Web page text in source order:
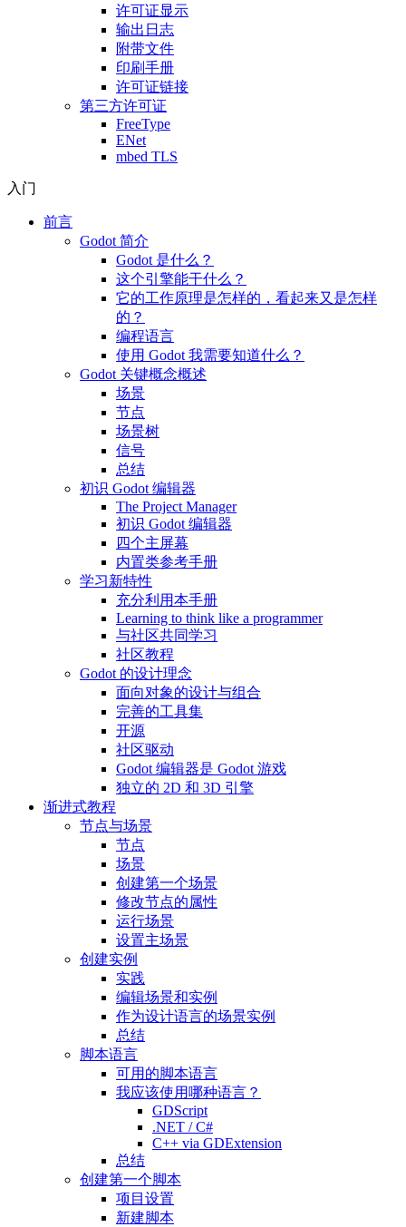
许可证显示
输出日志
附带文件
印刷手册
许可证链接
第三方许可证
FreeType
ENet
mbed TLS
入门
前言
Godot 简介
Godot 是什么？
这个引擎能干什么？
它的工作原理是怎样的，看起来又是怎样
的？
编程语言
使用 Godot 我需要知道什么？
Godot 关键概念概述
场景
节点
场景树
信号
总结
初识 Godot 编辑器
The Project Manager
初识 Godot 编辑器
四个主屏幕
内置类参考手册
学习新特性
充分利用本手册
Learning to think like a programmer
与社区共同学习
社区教程
Godot 的设计理念
面向对象的设计与组合
完善的工具集
开源
社区驱动
Godot 编辑器是 Godot 游戏
独立的 2D 和 3D 引擎
渐进式教程
节点与场景
节点
场景
创建第一个场景
修改节点的属性
运行场景
设置主场景
创建实例
实践
编辑场景和实例
作为设计语言的场景实例
总结
脚本语言
可用的脚本语言
我应该使用哪种语言？
GDScript
.NET / C#
C++ via GDExtension
总结
创建第一个脚本
项目设置
新建脚本